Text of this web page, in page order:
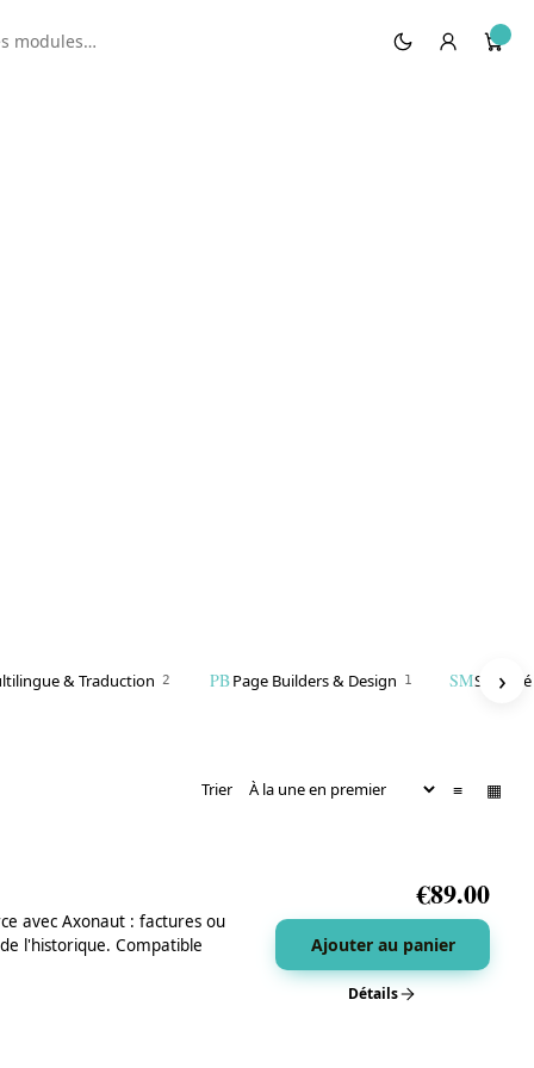
& Traduction 2 PBPage Builders & Design 1 SM ›
Trier ≡ ▦
avec Axonaut : factures ou
l'historique. Compatible
€89.00
Ajouter au panier
Détails